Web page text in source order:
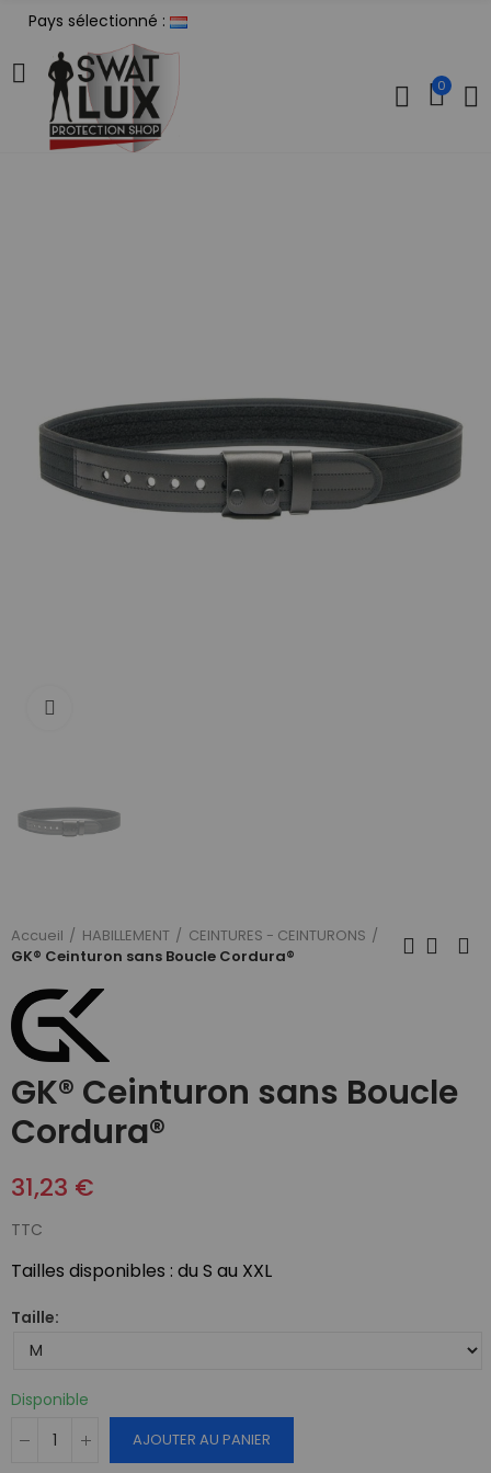
Pays sélectionné :
0
Accueil HABILLEMENT
CEINTURES - CEINTURONS
GK® Ceinturon sans Boucle Cordura®
GK® Ceinturon sans Boucle
Cordura®
31,23 €
TTC
Tailles disponibles : du S au XXL
Taille
Disponible
AJOUTER AU PANIER